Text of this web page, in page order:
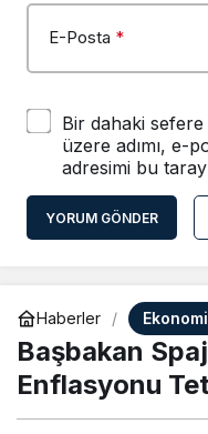
E-Posta *
Bir dahaki sefere
üzere adımı, e-
adresimi bu
YORUM GÖNDER
Haberler Ekonomi
Başbakan
Enflasyonu